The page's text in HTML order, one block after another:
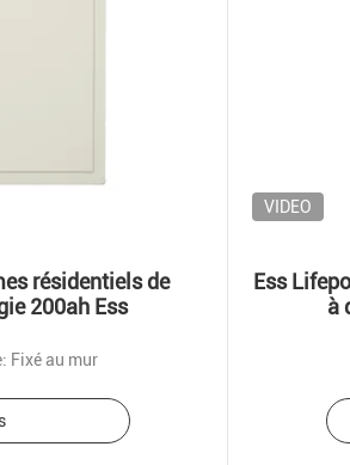
résidentiels de
200ah Ess
Fixé au mur
VIDEO
Ess
à